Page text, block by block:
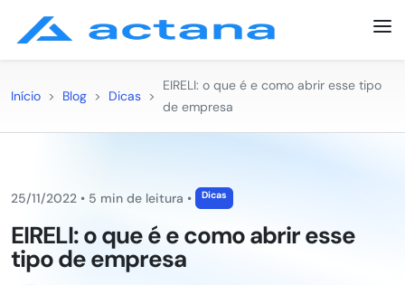
Início > Blog > Dicas >
EIRELI: o que é e como abrir esse tipo
de empresa
25/11/2022 • 5 min de leitura • Dicas
EIRELI: o que é e como abrir esse
tipo de empresa